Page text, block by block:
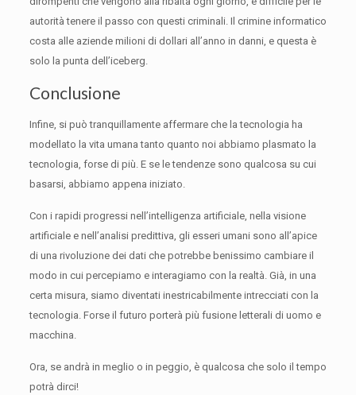
autorità tenere il passo con questi criminali. Il crimine informatico
costa alle aziende milioni di dollari all’anno in danni, e questa è
solo la punta dell’iceberg.
Conclusione
Infine, si può tranquillamente affermare che la tecnologia ha
modellato la vita umana tanto quanto noi abbiamo plasmato la
tecnologia, forse di più. E se le tendenze sono qualcosa su cui
basarsi, abbiamo appena iniziato.
Con i rapidi progressi nell’intelligenza artificiale, nella visione
artificiale e nell’analisi predittiva, gli esseri umani sono all’apice
di una rivoluzione dei dati che potrebbe benissimo cambiare il
modo in cui percepiamo e interagiamo con la realtà. Già, in una
certa misura, siamo diventati inestricabilmente intrecciati con la
tecnologia. Forse il futuro porterà più fusione letterali di uomo e
macchina.
Ora, se andrà in meglio o in peggio, è qualcosa che solo il tempo
potrà dirci!